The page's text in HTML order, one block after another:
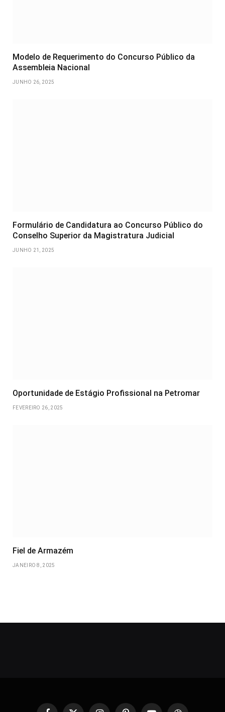
Modelo de Requerimento do Concurso Público da
Assembleia Nacional
JUNHO 26, 2025
Formulário de Candidatura ao Concurso Público do
Conselho Superior da Magistratura Judicial
JUNHO 21, 2025
Oportunidade de Estágio Profissional na Petromar
FEVEREIRO 26, 2025
Fiel de Armazém
JANEIRO 8, 2025